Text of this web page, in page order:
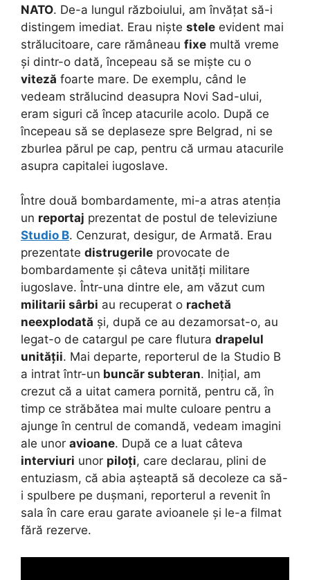
NATO. De-a lungul războiului, am învățat să-i
distingem imediat. Erau niște stele evident mai
strălucitoare, care rămâneau fixe multă vreme
și dintr-o dată, începeau să se miște cu o
viteză foarte mare. De exemplu, când le
vedeam strălucind deasupra Novi Sad-ului,
eram siguri că încep atacurile acolo. După ce
începeau să se deplaseze spre Belgrad, ni se
zburlea părul pe cap, pentru că urmau atacurile
asupra capitalei iugoslave.
Între două bombardamente, mi-a atras atenția
un reportaj prezentat de postul de televiziune
Studio B. Cenzurat, desigur, de Armată. Erau
prezentate distrugerile provocate de
bombardamente și câteva unități militare
iugoslave. Într-una dintre ele, am văzut cum
militarii sârbi au recuperat o rachetă
neexplodată și, după ce au dezamorsat-o, au
legat-o de catargul pe care flutura drapelul
unității. Mai departe, reporterul de la Studio B
a intrat într-un buncăr subteran. Inițial, am
crezut că a uitat camera pornită, pentru că, în
timp ce străbătea mai multe culoare pentru a
ajunge în centrul de comandă, vedeam imagini
ale unor avioane. După ce a luat câteva
interviuri unor piloți, care declarau, plini de
entuziasm, că abia așteaptă să decoleze ca să-
i spulbere pe dușmani, reporterul a revenit în
sala în care erau garate avioanele și le-a filmat
fără rezerve.